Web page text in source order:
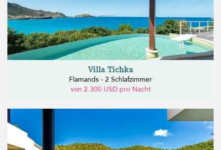
Villa Tichka
Flamands - 2 Schlafzimmer
von 2.300 USD pro Nacht